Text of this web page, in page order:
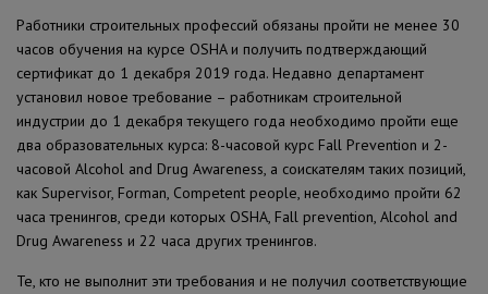
Работники строительных профессий обязаны пройти не менее 30
часов обучения на курсе OSHA и получить подтверждающий
сертификат до 1 декабря 2019 года. Недавно департамент
установил новое требование – работникам строительной
индустрии до 1 декабря текущего года необходимо пройти еще
два образовательных курса: 8-часовой курс Fall Prevention и 2-
часовой Alcohol and Drug Awareness, а соискателям таких позиций,
как Supervisor, Forman, Competent people, необходимо пройти 62
часа тренингов, среди которых OSHA, Fall prevention, Alcohol and
Drug Awareness и 22 часа других тренингов.
Те, кто не выполнит эти требования и не получил соответствующие